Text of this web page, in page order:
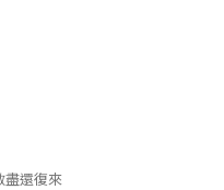
盡還復來